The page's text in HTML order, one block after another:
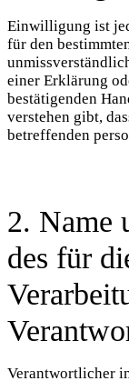
Einwilligung ist
für den
einer Erklärung
bestätigenden
verstehen gibt,
betreffenden
2. Name
des für
Verantwortlicher